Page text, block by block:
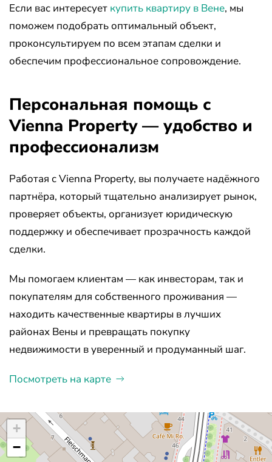
Если вас интересует купить квартиру в Вене, мы
поможем подобрать оптимальный объект,
проконсультируем по всем этапам сделки и
обеспечим профессиональное сопровождение.
Персональная помощь с
Vienna Property — удобство и
профессионализм
Работая с Vienna Property, вы получаете надёжного
партнёра, который тщательно анализирует рынок,
проверяет объекты, организует юридическую
поддержку и обеспечивает прозрачность каждой
сделки.
Мы помогаем клиентам — как инвесторам, так и
покупателям для собственного проживания —
находить качественные квартиры в лучших
районах Вены и превращать покупку
недвижимости в уверенный и продуманный шаг.
Посмотреть на карте
+
−